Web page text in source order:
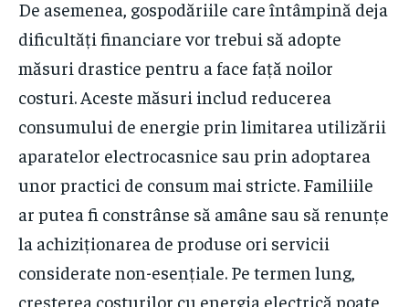
De asemenea, gospodăriile care întâmpină deja
dificultăți financiare vor trebui să adopte
măsuri drastice pentru a face față noilor
costuri. Aceste măsuri includ reducerea
consumului de energie prin limitarea utilizării
aparatelor electrocasnice sau prin adoptarea
unor practici de consum mai stricte. Familiile
ar putea fi constrânse să amâne sau să renunțe
la achiziționarea de produse ori servicii
considerate non-esențiale. Pe termen lung,
creșterea costurilor cu energia electrică poate